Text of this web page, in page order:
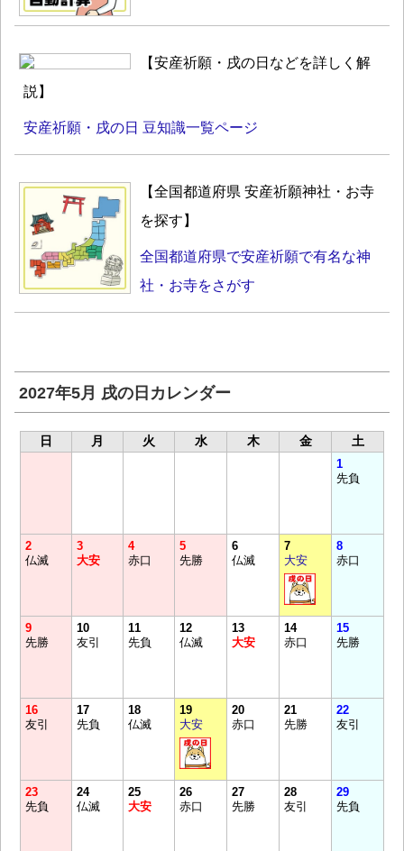
【安産祈願・戌の日などを詳しく解
説】
安産祈願・戌の日 豆知識一覧ページ
【全国都道府県 安産祈願神社・お寺
を探す】
全国都道府県で安産祈願で有名な神
社・お寺をさがす
2027年5月 戌の日カレンダー
日 月 火 水 木 金 土
1
先負
2
仏滅
3
大安
4
赤口
5
先勝
6
仏滅
7
大安
8
赤口
9
先勝
10
友引
11
先負
12
仏滅
13
大安
14
赤口
15
先勝
16
友引
17
先負
18
仏滅
19
大安
20
赤口
21
先勝
22
友引
23
先負
24
仏滅
25
大安
26
赤口
27
先勝
28
友引
29
先負